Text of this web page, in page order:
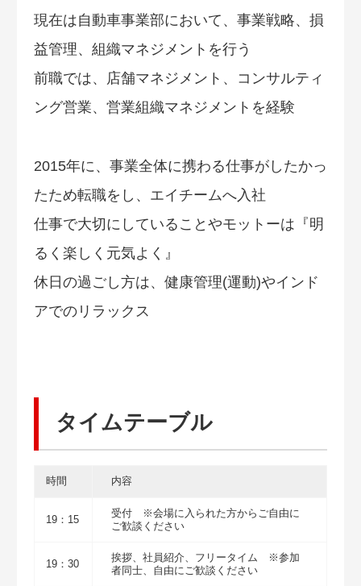
現在は自動車事業部において、事業戦略、損
益管理、組織マネジメントを行う
前職では、店舗マネジメント、コンサルティ
ング営業、営業組織マネジメントを経験
2015年に、事業全体に携わる仕事がしたかっ
たため転職をし、エイチームへ入社
仕事で大切にしていることやモットーは『明
るく楽しく元気よく』
休日の過ごし方は、健康管理(運動)やインド
アでのリラックス
タイムテーブル
時間 内容
19：15
受付 ※会場に入られた方からご自由に
ご歓談ください
19：30
挨拶、社員紹介、フリータイム ※参加
者同士、自由にご歓談ください